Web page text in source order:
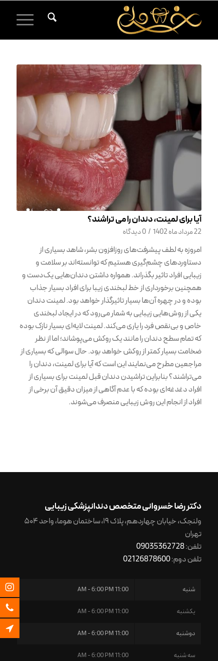
آیا برای لمینت، دندان را می تراشند؟
22 مرداد ماه 1402 / 0 دیدگاه
امروزه به لطف پیشرفت‌های روزافزون بشر، شاهد بسیاری از
دستاوردهای چشم‌گیری هستیم که توانسته‌اند بر سلامت و
زیبایی افراد تاثیر بگذراند. همواره داشتن دندان‌هایی یک‌دست و
همچنین برخورداری از خط لبخندی زیبا برای افراد بسیار جذاب
بوده و در چهره آن‌ها بسیار تاثیرگذار خواهد بود. لمینت دندان
یکی از روش‌هایی زیبایی به شمار می‌رود که در ایجاد لبخندی
خاص و بی‌نقص فرد را یاری می‌کند. لمینت لایه‌ای بسیار نازک بوده
که تمام سطح دندان را مانند یک روکش می‌پوشاند؛ اما از نظر
ضخامت بسیار کمتر از روکش خواهد بود. حال سوالی که بسیاری از
مراجعین مطرح می‌نمایند این است که آیا برای لمینت، دندان را
می‌تراشند؟ بنابراین تراشیدن دندان قبل لمینت برای بسیاری از
افراد دغدغه‌ای بوده که با عدم آگاهی از میزان دقیق آن برخی از
افراد از انجام این روش زیبایی منصرف می‌شوند.
دکتر رضا خسروانی متخصص دندانپزشکی زیبایی
ولنجک، خیابان چهاردهم، پلاک ۱۹، ساختمان هوما، واحد ۵۰۴
تهران
تلفن:09035362728
تلفن دوم:02126878600
شنبه 11:00 AM - 6:00 PM
یکشنبه 11:00 AM - 6:00 PM
دوشنبه 11:00 AM - 6:00 PM
سه شنبه 11:00 AM - 6:00 PM